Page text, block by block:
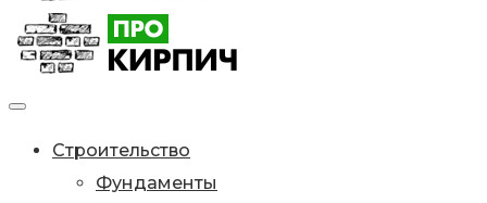
Строительство
Фундаменты